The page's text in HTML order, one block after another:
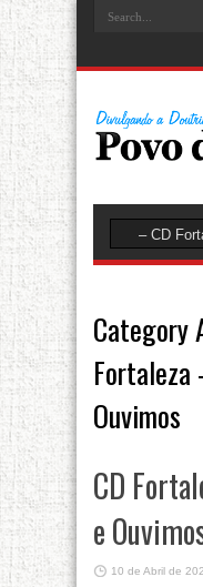
Category
Fortaleza
Ouvimos
CD
e
10 de Abril de